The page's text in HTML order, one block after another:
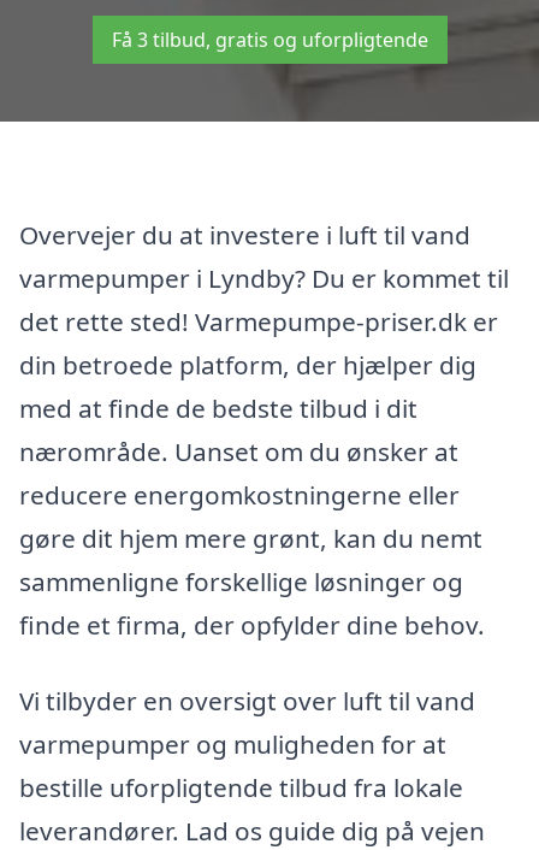
Få 3 tilbud, gratis og uforpligtende
Overvejer du at investere i luft til vand
varmepumper i Lyndby? Du er kommet til
det rette sted! Varmepumpe-priser.dk er
din betroede platform, der hjælper dig
med at finde de bedste tilbud i dit
nærområde. Uanset om du ønsker at
reducere energomkostningerne eller
gøre dit hjem mere grønt, kan du nemt
sammenligne forskellige løsninger og
finde et firma, der opfylder dine behov.
Vi tilbyder en oversigt over luft til vand
varmepumper og muligheden for at
bestille uforpligtende tilbud fra lokale
leverandører. Lad os guide dig på vejen